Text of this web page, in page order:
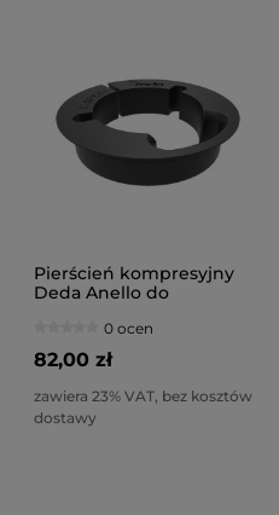
Pierścień kompresyjny
Deda Anello do
0 ocen
82,00 zł
zawiera 23% VAT, bez kosztów
dostawy